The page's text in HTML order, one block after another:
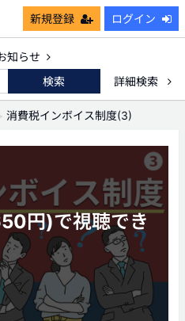
新規登録 ログイン
知らせ
検索
詳細検索
消費税インボイス制度(3)
円)で視聴でき